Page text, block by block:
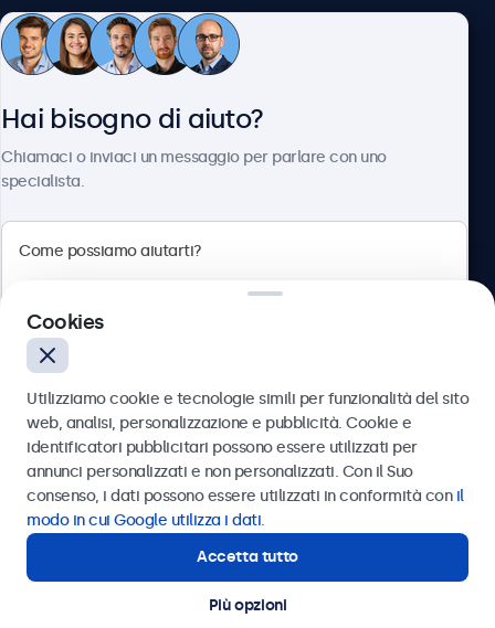
Servizio Clienti
Italiano
© 2026 Beetronics
Hai bisogno di aiuto?
Chiamaci o inviaci un messaggio per parlare con uno
specialista.
Inviare
Oppure chiamaci al
Contatta i nostri esperti
Cookies
Utilizziamo cookie e tecnologie simili per funzionalità del sito
web, analisi, personalizzazione e pubblicità. Cookie e
identificatori pubblicitari possono essere utilizzati per
annunci personalizzati e non personalizzati. Con il Suo
consenso, i dati possono essere utilizzati in conformità con il
modo in cui Google utilizza i dati.
Accetta tutto
Più opzioni